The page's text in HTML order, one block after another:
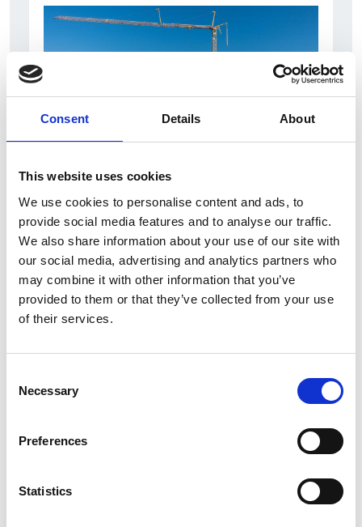
Consent Details About
This website uses cookies
We use cookies to personalise content and ads, to
provide social media features and to analyse our traffic.
We also share information about your use of our site with
our social media, advertising and analytics partners who
may combine it with other information that you’ve
provided to them or that they’ve collected from your use
of their services.
Selection
Necessary
Preferences
Statistics
7 Agosto 2026
Nel primo semestre è aumentata fortemente la
costruzione di nuove abitazioni
Repubblica Ceca
La Škoda avvia la produzione del suo SUV Peaq